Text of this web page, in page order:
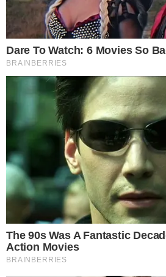
TÓPICOS
APARECIDA DE GOIÂNIA GOIÁS
INVADEM
PORTÃO ARROMBAM
VER